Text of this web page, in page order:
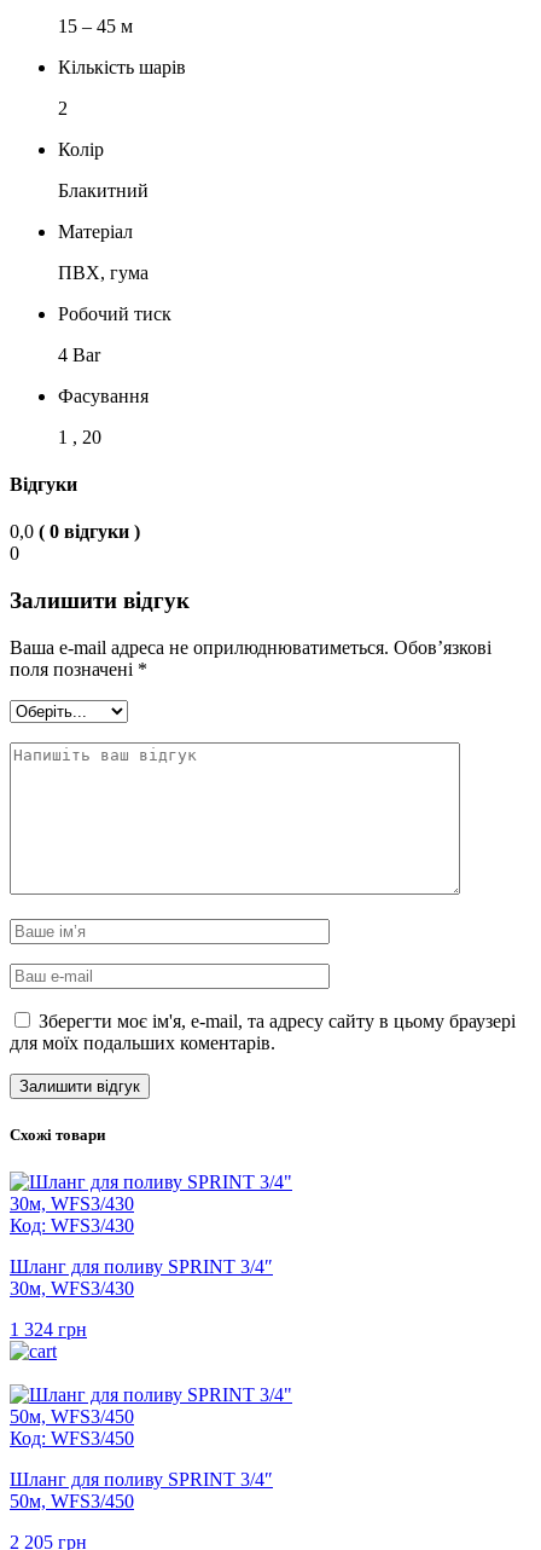
15 – 45 м
Кількість шарів
2
Колір
Блакитний
Матеріал
ПВХ, гума
Робочий тиск
4 Bar
Фасування
1 , 20
Відгуки
0,0 ( 0 відгуки )
0
Залишити відгук
Ваша e-mail адреса не оприлюднюватиметься. Обов’язкові
поля позначені *
Зберегти моє ім'я, e-mail, та адресу сайту в цьому браузері
для моїх подальших коментарів.
Схожі товари
Код: WFS3/430
Шланг для поливу SPRINT 3/4″
30м, WFS3/430
1 324 грн
Код: WFS3/450
Шланг для поливу SPRINT 3/4″
50м, WFS3/450
2 205 грн